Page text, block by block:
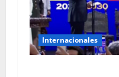
Internacionales